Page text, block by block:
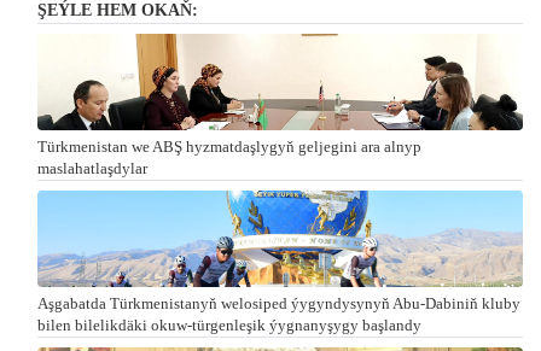
ŞEÝLE HEM OKAŇ:
Türkmenistan we ABŞ hyzmatdaşlygyň geljegini ara alnyp
maslahatlaşdylar
Aşgabatda Türkmenistanyň welosiped ýygyndysynyň Abu-Dabiniň kluby
bilen bilelikdäki okuw-türgenleşik ýygnanyşygy başlandy